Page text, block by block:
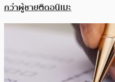
กว่าผู้ชายติดอนิเมะ